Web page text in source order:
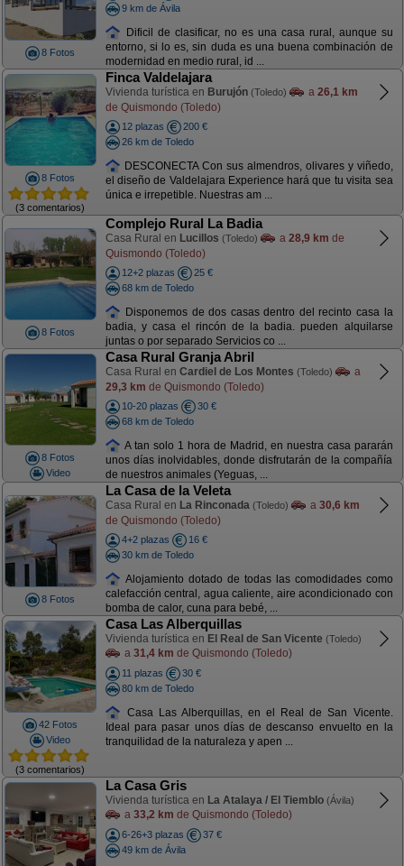
8 Fotos
9 km de Ávila
Dificil de clasificar, no es una casa rural, aunque su
entorno, si lo es, sin duda es una buena combinación de
modernidad en medio rural, id ...
8 Fotos
(3 comentarios)
Finca Valdelajara
Vivienda turística en Burujón (Toledo) a 26,1 km
de Quismondo (Toledo)
12 plazas
200 €
26 km de Toledo
DESCONECTA Con sus almendros, olivares y viñedo,
el diseño de Valdelajara Experience hará que tu visita sea
única e irrepetible. Nuestras am ...
8 Fotos
Complejo Rural La Badia
Casa Rural en Lucillos (Toledo) a 28,9 km de
Quismondo (Toledo)
12+2 plazas
25 €
68 km de Toledo
Disponemos de dos casas dentro del recinto casa la
badia, y casa el rincón de la badia. pueden alquilarse
juntas o por separado Servicios co ...
8 Fotos
Video
Casa Rural Granja Abril
Casa Rural en Cardiel de Los Montes (Toledo)
a
29,3 km de Quismondo (Toledo)
10-20 plazas
30 €
68 km de Toledo
A tan solo 1 hora de Madrid, en nuestra casa pararán
unos días inolvidables, donde disfrutarán de la compañía
de nuestros animales (Yeguas, ...
8 Fotos
La Casa de la Veleta
Casa Rural en La Rinconada (Toledo) a 30,6 km
de Quismondo (Toledo)
4+2 plazas
16 €
30 km de Toledo
Alojamiento dotado de todas las comodidades como
calefacción central, agua caliente, aire acondicionado con
bomba de calor, cuna para bebé, ...
42 Fotos
Video
(3 comentarios)
Casa Las Alberquillas
Vivienda turística en El Real de San Vicente (Toledo)
a 31,4 km de Quismondo (Toledo)
11 plazas
30 €
80 km de Toledo
Casa Las Alberquillas, en el Real de San Vicente.
Ideal para pasar unos días de descanso envuelto en la
tranquilidad de la naturaleza y apen ...
La Casa Gris
Vivienda turística en La Atalaya / El Tiemblo (Ávila)
a 33,2 km de Quismondo (Toledo)
6-26+3 plazas
37 €
49 km de Ávila